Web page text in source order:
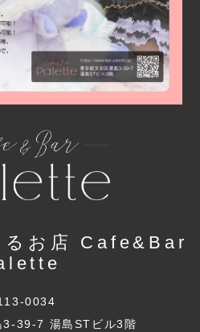
るお店 Cafe&Bar
0034
3-39-7 湯島STビル3階